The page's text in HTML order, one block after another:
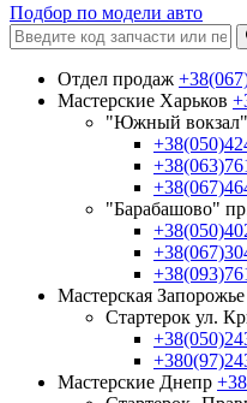
Подбор по модели авто
Отдел продаж
Мастерские Харьков
"Южный вокзал"
"Барабашово"
Мастерская Запорожье
Стартерок ул.
Мастерские Днепр